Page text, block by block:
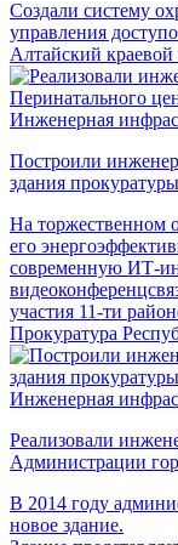
Создали систему
управления
Алтайский
Инженерная
Построили
здания прокуратуры
На торжественном
его
современную ИТ-
участия 11-ти
Прокуратура
Инженерная
Реализовали
Администрации
В 2014 году
новое здание.